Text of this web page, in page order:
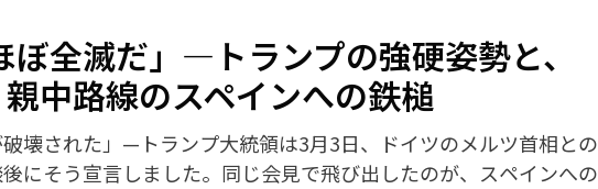
ぼ全滅だ」—トランプの強硬姿勢と、
中路線のスペインへの鉄槌
破壊された」—トランプ大統領は3月3日、ドイツのメルツ首相との
にそう宣言しました。同じ会見で飛び出したのが、スペインへの